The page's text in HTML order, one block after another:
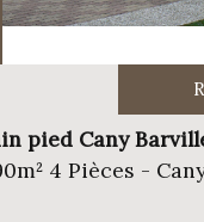
pied Cany
4 Pièces -